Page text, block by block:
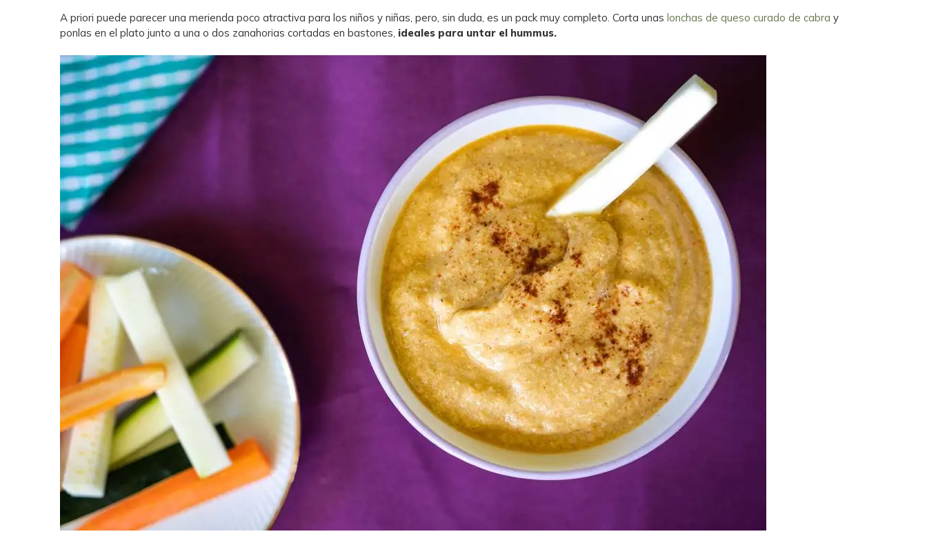
A priori puede parecer una merienda poco atractiva para los niños y niñas, pero, sin duda, es un pack muy completo. Corta unaslonchas de queso curado de cabra y
ponlas en el plato junto a una o dos zanahorias cortadas en bastones, ideales para untar el hummus.